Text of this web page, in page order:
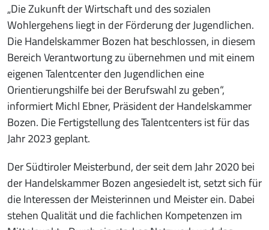
„Die Zukunft der Wirtschaft und des sozialen
Wohlergehens liegt in der Förderung der Jugendlichen.
Die Handelskammer Bozen hat beschlossen, in diesem
Bereich Verantwortung zu übernehmen und mit einem
eigenen Talentcenter den Jugendlichen eine
Orientierungshilfe bei der Berufswahl zu geben“,
informiert Michl Ebner, Präsident der Handelskammer
Bozen. Die Fertigstellung des Talentcenters ist für das
Jahr 2023 geplant.
Der Südtiroler Meisterbund, der seit dem Jahr 2020 bei
der Handelskammer Bozen angesiedelt ist, setzt sich für
die Interessen der Meisterinnen und Meister ein. Dabei
stehen Qualität und die fachlichen Kompetenzen im